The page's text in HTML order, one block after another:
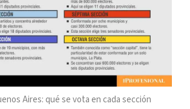
Aires: qué se vota en cada sección